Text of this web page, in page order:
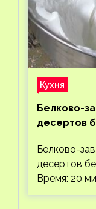
Кухня
Белково-
десертов
Белково-
десертов
Время: 20